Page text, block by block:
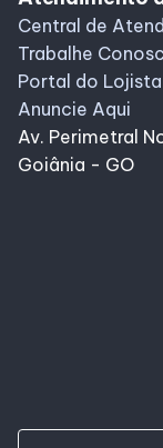
Central de
Trabalhe
Portal do Lojista
Anuncie Aqui
Av. Perimetral
Goiânia - GO